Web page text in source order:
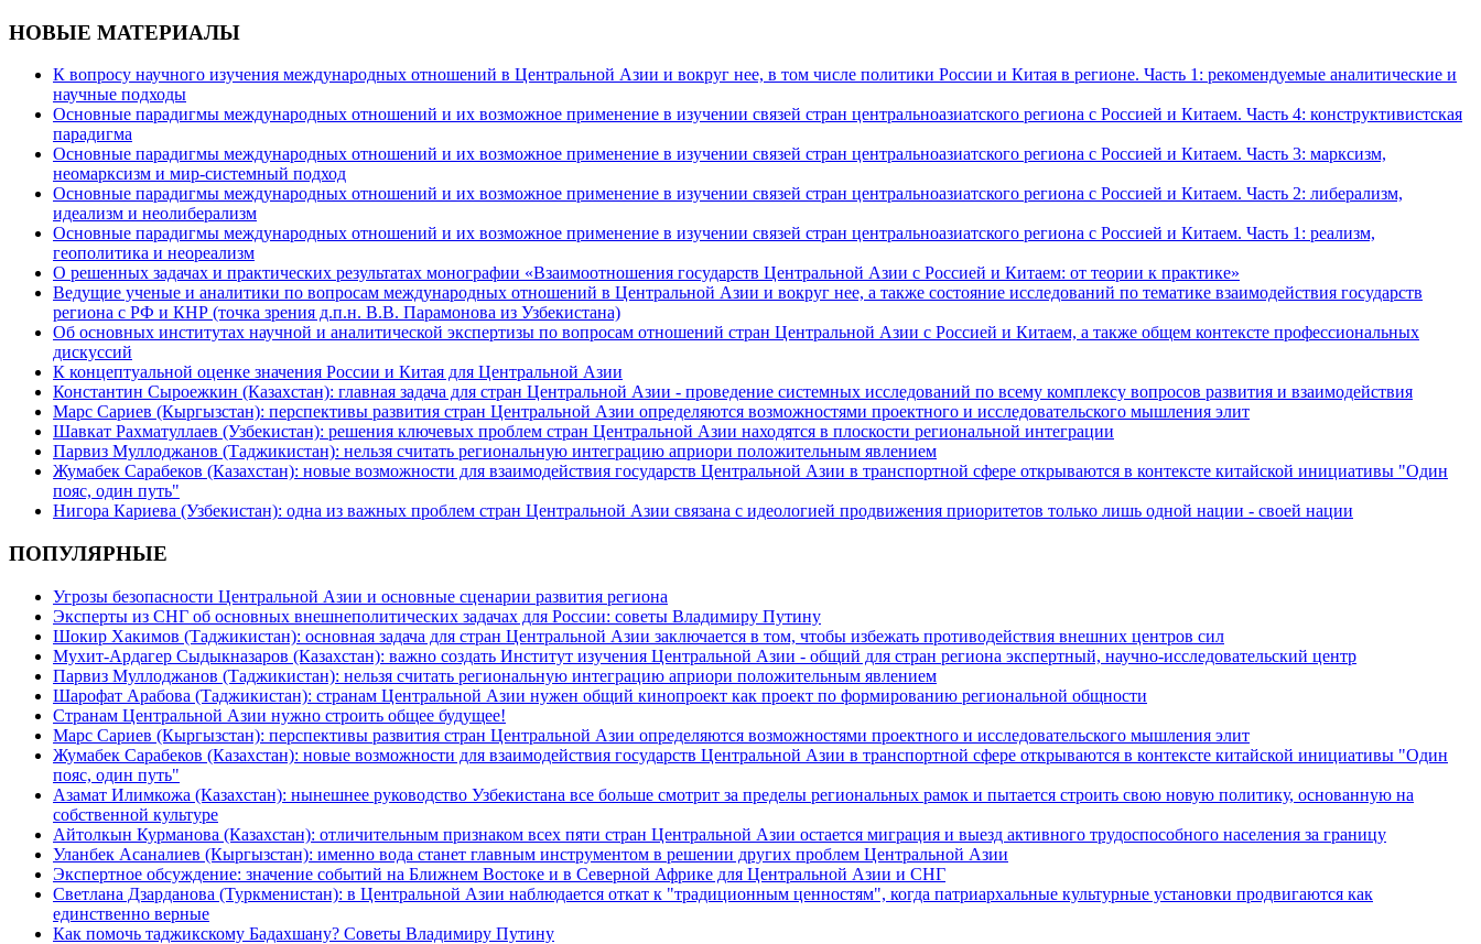
НОВЫЕ МАТЕРИАЛЫ
К вопросу научного изучения международных отношений в Центральной Азии и вокруг нее, в том числе политики России и Китая в регионе. Часть 1: рекомендуемые аналитические и
научные подходы
Основные парадигмы международных отношений и их возможное применение в изучении связей стран центральноазиатского региона с Россией и Китаем. Часть 4: конструктивистская
парадигма
Основные парадигмы международных отношений и их возможное применение в изучении связей стран центральноазиатского региона с Россией и Китаем. Часть 3: марксизм,
неомарксизм и мир-системный подход
Основные парадигмы международных отношений и их возможное применение в изучении связей стран центральноазиатского региона с Россией и Китаем. Часть 2: либерализм,
идеализм и неолиберализм
Основные парадигмы международных отношений и их возможное применение в изучении связей стран центральноазиатского региона с Россией и Китаем. Часть 1: реализм,
геополитика и неореализм
О решенных задачах и практических результатах монографии «Взаимоотношения государств Центральной Азии с Россией и Китаем: от теории к практике»
Ведущие ученые и аналитики по вопросам международных отношений в Центральной Азии и вокруг нее, а также состояние исследований по тематике взаимодействия государств
региона с РФ и КНР (точка зрения д.п.н. В.В. Парамонова из Узбекистана)
Об основных институтах научной и аналитической экспертизы по вопросам отношений стран Центральной Азии с Россией и Китаем, а также общем контексте профессиональных
дискуссий
К концептуальной оценке значения России и Китая для Центральной Азии
Константин Сыроежкин (Казахстан): главная задача для стран Центральной Азии - проведение системных исследований по всему комплексу вопросов развития и взаимодействия
Марс Сариев (Кыргызстан): перспективы развития стран Центральной Азии определяются возможностями проектного и исследовательского мышления элит
Шавкат Рахматуллаев (Узбекистан): решения ключевых проблем стран Центральной Азии находятся в плоскости региональной интеграции
Парвиз Муллоджанов (Таджикистан): нельзя считать региональную интеграцию априори положительным явлением
Жумабек Сарабеков (Казахстан): новые возможности для взаимодействия государств Центральной Азии в транспортной сфере открываются в контексте китайской инициативы "Один
пояс, один путь"
Нигора Кариева (Узбекистан): одна из важных проблем стран Центральной Азии связана с идеологией продвижения приоритетов только лишь одной нации - своей нации
ПОПУЛЯРНЫЕ
Угрозы безопасности Центральной Азии и основные сценарии развития региона
Эксперты из СНГ об основных внешнеполитических задачах для России: советы Владимиру Путину
Шокир Хакимов (Таджикистан): основная задача для стран Центральной Азии заключается в том, чтобы избежать противодействия внешних центров сил
Мухит-Ардагер Сыдыкназаров (Казахстан): важно создать Институт изучения Центральной Азии - общий для стран региона экспертный, научно-исследовательский центр
Парвиз Муллоджанов (Таджикистан): нельзя считать региональную интеграцию априори положительным явлением
Шарофат Арабова (Таджикистан): странам Центральной Азии нужен общий кинопроект как проект по формированию региональной общности
Странам Центральной Азии нужно строить общее будущее!
Марс Сариев (Кыргызстан): перспективы развития стран Центральной Азии определяются возможностями проектного и исследовательского мышления элит
Жумабек Сарабеков (Казахстан): новые возможности для взаимодействия государств Центральной Азии в транспортной сфере открываются в контексте китайской инициативы "Один
пояс, один путь"
Азамат Илимкожа (Казахстан): нынешнее руководство Узбекистана все больше смотрит за пределы региональных рамок и пытается строить свою новую политику, основанную на
собственной культуре
Айтолкын Курманова (Казахстан): отличительным признаком всех пяти стран Центральной Азии остается миграция и выезд активного трудоспособного населения за границу
Уланбек Асаналиев (Кыргызстан): именно вода станет главным инструментом в решении других проблем Центральной Азии
Экспертное обсуждение: значение событий на Ближнем Востоке и в Северной Африке для Центральной Азии и СНГ
Светлана Дзарданова (Туркменистан): в Центральной Азии наблюдается откат к "традиционным ценностям", когда патриархальные культурные установки продвигаются как
единственно верные
Как помочь таджикскому Бадахшану? Советы Владимиру Путину